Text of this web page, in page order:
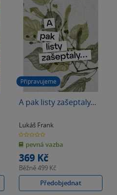
Připravujeme
A pak listy zašeptaly...
Lukáš Frank
0.0
z
5
hvězdiček
pevná vazba
369 Kč
Běžně499 Kč
Předobjednat